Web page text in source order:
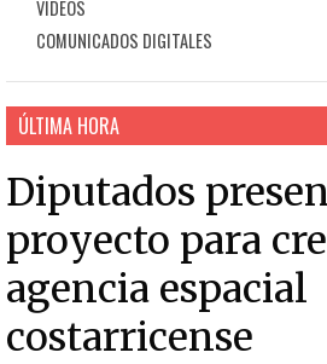
VIDEOS
COMUNICADOS DIGITALES
ÚLTIMA HORA
Diputados
proyecto para
agencia espacial
costarricense